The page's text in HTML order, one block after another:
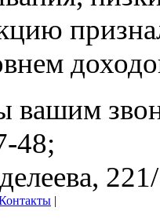
вашим
48;
|